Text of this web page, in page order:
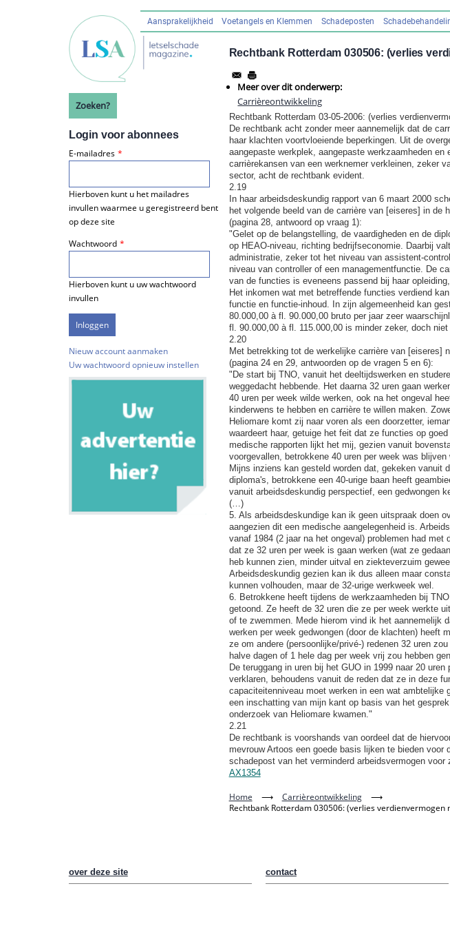
Hoofdnavigatie
Aansprakelijkheid Voetangels en Klemmen Schadeposten
Rechtbank Rotterdam 030506: (verlies
Meer over dit onderwerp:
Carrièreontwikkeling
Rechtbank Rotterdam 03-05-2006: (verlies
De rechtbank acht zonder meer aannemelijk dat de
haar klachten voortvloeiende beperkingen. Uit de
aangepaste werkplek, aangepaste werkzaamheden
carrièrekansen van een werknemer verkleinen, zeker
sector, acht de rechtbank evident.
2.19
In haar arbeidsdeskundig rapport van 6 maart 2000
het volgende beeld van de carrière van [eiseres] in de
(pagina 28, antwoord op vraag 1):
"Gelet op de belangstelling, de vaardigheden en de
op HEAO-niveau, richting bedrijfseconomie. Daarbij
administratie, zeker tot het niveau van assistent-
niveau van controller of een managementfunctie. De
van de functies is eveneens passend bij haar
Het inkomen wat met betreffende functies verdiend
functie en functie-inhoud. In zijn algemeenheid kan
80.000,00 à fl. 90.000,00 bruto per jaar zeer
fl. 90.000,00 à fl. 115.000,00 is minder zeker, doch
2.20
Met betrekking tot de werkelijke carrière van [eiseres]
(pagina 24 en 29, antwoorden op de vragen 5 en 6):
"De start bij TNO, vanuit het deeltijdswerken en
weggedacht hebbende. Het daarna 32 uren gaan
40 uren per week wilde werken, ook na het ongeval
kinderwens te hebben en carrière te willen maken.
Heliomare komt zij naar voren als een doorzetter,
waardeert haar, getuige het feit dat ze functies op
medische rapporten lijkt het mij, gezien vanuit
voorgevallen, betrokkene 40 uren per week was blijven
Mijns inziens kan gesteld worden dat, gekeken vanuit
diploma's, betrokkene een 40-urige baan heeft
vanuit arbeidsdeskundig perspectief, een gedwongen
(…)
5. Als arbeidsdeskundige kan ik geen uitspraak doen
aangezien dit een medische aangelegenheid is.
vanaf 1984 (2 jaar na het ongeval) problemen had
dat ze 32 uren per week is gaan werken (wat ze
heb kunnen zien, minder uitval en ziekteverzuim
Arbeidsdeskundig gezien kan ik dus alleen maar
kunnen volhouden, maar de 32-urige werkweek wel.
6. Betrokkene heeft tijdens de werkzaamheden bij
getoond. Ze heeft de 32 uren die ze per week werkte
of te zwemmen. Mede hierom vind ik het aannemelijk
werken per week gedwongen (door de klachten) heeft
ze om andere (persoonlijke/privé-) redenen 32 uren
halve dagen of 1 hele dag per week vrij zou hebben
De teruggang in uren bij het GUO in 1999 naar 20
verklaren, behoudens vanuit de reden dat ze in deze
capaciteitenniveau moet werken in een wat
een inschatting van mijn kant op basis van het
onderzoek van Heliomare kwamen."
2.21
De rechtbank is voorshands van oordeel dat de
mevrouw Artoos een goede basis lijken te bieden
schadepost van het verminderd arbeidsvermogen
AX1354
Home ⟶ Carrièreontwikkeling
⟶
Rechtbank Rotterdam 030506: (verlies verdienvermogen
Zoeken?
Login voor abonnees
E-mailadres
Hierboven kunt u het mailadres
invullen waarmee u geregistreerd bent
op deze site
Wachtwoord
Hierboven kunt u uw wachtwoord
invullen
Nieuw account aanmaken
Uw wachtwoord opnieuw instellen
over deze site contact